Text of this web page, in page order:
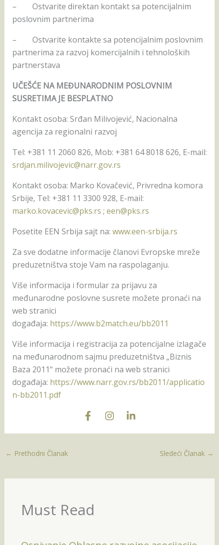
– Ostvarite direktan kontakt sa potencijalnim
poslovnim partnerima
– Ostvarite kontakte sa potencijalnim poslovnim
partnerima za razvoj komercijalnih i tehnoloških
partnerstava
UČEŠĆE NA MEĐUNARODNIM POSLOVNIM
SUSRETIMA JE BESPLATNO
Kontakt osoba: Srđan Milivojević, Nacionalna
agencija za regionalni razvoj
Tel: +381 11 2060 826, Mob: +381 64 8018 626, E-mail:
srdjan.milivojevic@narr.gov.rs
Kontakt osoba: Marko Kovačević, Privredna komora
Srbije, Tel: +381 11 3300 928, E-mail:
marko.kovacevic@pks.rs ; een@pks.rs
Posetite EEN Srbija sajt na: www.een-srbija.rs
Za sve dodatne informacije članovi Evropske mreže
preduzetništva stoje Vam na raspolaganju.
Više informacija i formular za prijavu za
međunarodne poslovne susrete možete pronaći na
web stranici
događaja: https://www.b2match.eu/bb2011
Više informacija i registracija za potencijalne izlagače
na međunarodnom sajmu preduzetništva „Biznis
Baza 2011“ možete pronaći na web stranici
događaja: https://www.narr.gov.rs/bb2011/applicatio
n-bb2011.pdf
← Prethodni Članak Sledeći Članak →
Must Read